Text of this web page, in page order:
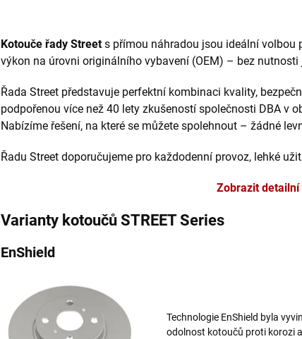
Kotouče řady Streets přímou náhradou jsou ideální volbou
výkon na úrovni originálního vybavení (OEM) – bez
Řada Street představuje perfektní kombinaci kvality,
podpořenou více než 40 lety zkušeností společnosti DBA v
Nabízíme řešení, na které se můžete spolehnout – žádné
Řadu Street doporučujeme pro každodenní provoz, lehké
Zobrazit
Varianty kotoučů STREET Series
EnShield
Technologie EnShield byla
odolnost kotoučů proti korozi